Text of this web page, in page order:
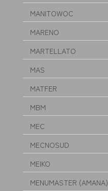
MANITOWOC
MARENO
MARTELLATO
MAS
MATFER
MBM
MEC
MECNOSUD
MEIKO
MENUMASTER (AMANA)